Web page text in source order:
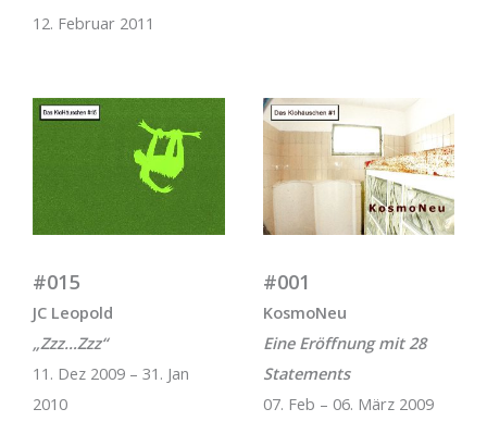
12. Februar 2011
#015
JC Leopold
„Zzz…Zzz“
11. Dez 2009 – 31. Jan
2010
#001
KosmoNeu
Eine Eröffnung mit 28
Statements
07. Feb – 06. März 2009